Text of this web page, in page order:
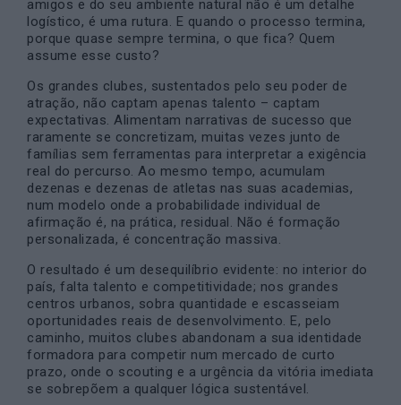
amigos e do seu ambiente natural não é um detalhe
logístico, é uma rutura. E quando o processo termina,
porque quase sempre termina, o que fica? Quem
assume esse custo?
Os grandes clubes, sustentados pelo seu poder de
atração, não captam apenas talento – captam
expectativas. Alimentam narrativas de sucesso que
raramente se concretizam, muitas vezes junto de
famílias sem ferramentas para interpretar a exigência
real do percurso. Ao mesmo tempo, acumulam
dezenas e dezenas de atletas nas suas academias,
num modelo onde a probabilidade individual de
afirmação é, na prática, residual. Não é formação
personalizada, é concentração massiva.
O resultado é um desequilíbrio evidente: no interior do
país, falta talento e competitividade; nos grandes
centros urbanos, sobra quantidade e escasseiam
oportunidades reais de desenvolvimento. E, pelo
caminho, muitos clubes abandonam a sua identidade
formadora para competir num mercado de curto
prazo, onde o scouting e a urgência da vitória imediata
se sobrepõem a qualquer lógica sustentável.